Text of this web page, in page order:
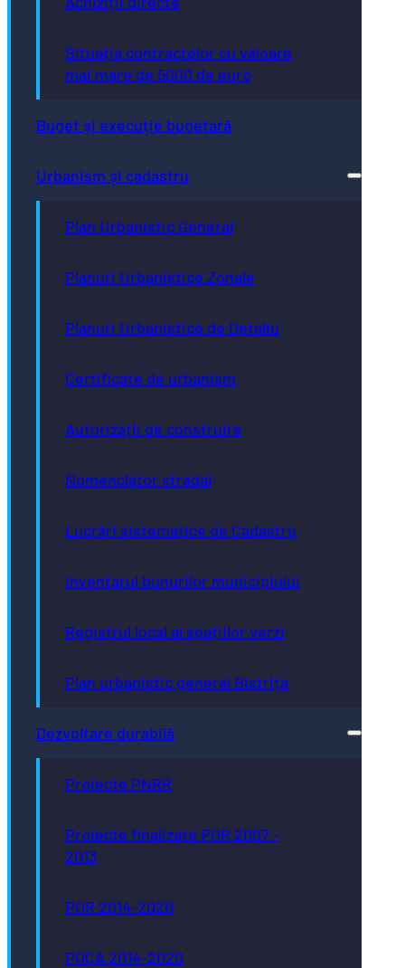
Situația contractelor cu valoare
mai mare de 5000 de euro
Buget și execuție bugetară
Urbanism și cadastru
Plan Urbanistic General
Planuri Urbanistice Zonale
Planuri Urbanistice de Detaliu
Certificate de urbanism
Autorizații de construire
Nomenclator stradal
Lucrări sistematice de Cadastru
Inventarul bunurilor municipiului
Registrul local al spațiilor verzi
Plan urbanistic general Bistrița
Dezvoltare durabilă
Proiecte PNRR
Proiecte finalizate POR 2007 -
2013
POR 2014-2020
POCA 2014-2020